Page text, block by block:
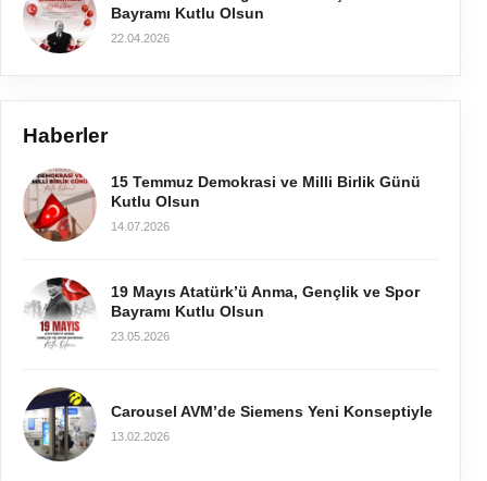
Bayramı Kutlu Olsun
22.04.2026
Haberler
15 Temmuz Demokrasi ve Milli Birlik Günü
Kutlu Olsun
14.07.2026
19 Mayıs Atatürk’ü Anma, Gençlik ve Spor
Bayramı Kutlu Olsun
23.05.2026
Carousel AVM’de Siemens Yeni Konseptiyle
13.02.2026